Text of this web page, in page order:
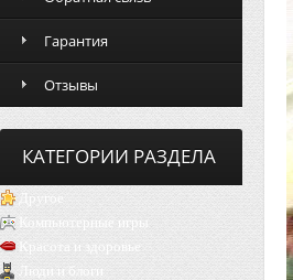
Гарантия
Отзывы
КАТЕГОРИИ РАЗДЕЛА
Другое
Компьютерные игры
Красота и здоровье
Люди и блоги